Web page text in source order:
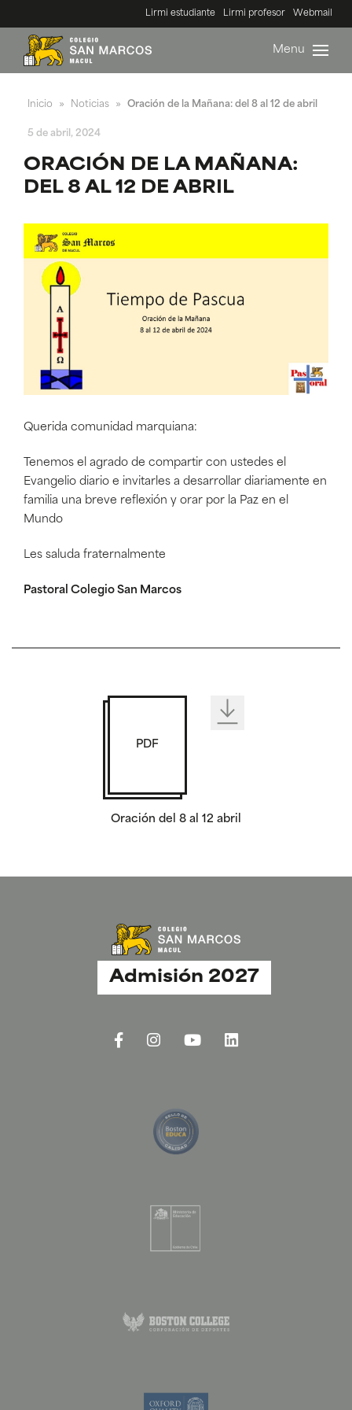
Lirmi estudiante Lirmi profesor Webmail
Menu
Inicio » Noticias » Oración de la Mañana: del 8 al 12 de abril
5 de abril, 2024
ORACIÓN DE LA MAÑANA:
DEL 8 AL 12 DE ABRIL
Querida comunidad marquiana:
Tenemos el agrado de compartir con ustedes el
Evangelio diario e invitarles a desarrollar diariamente en
familia una breve reflexión y orar por la Paz en el
Mundo
Les saluda fraternalmente
Pastoral Colegio San Marcos
PDF
Oración del 8 al 12 abril
Admisión 2027